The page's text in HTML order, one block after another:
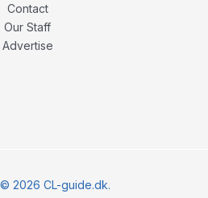
Contact
Our Staff
Advertise
2026 CL-guide.dk.